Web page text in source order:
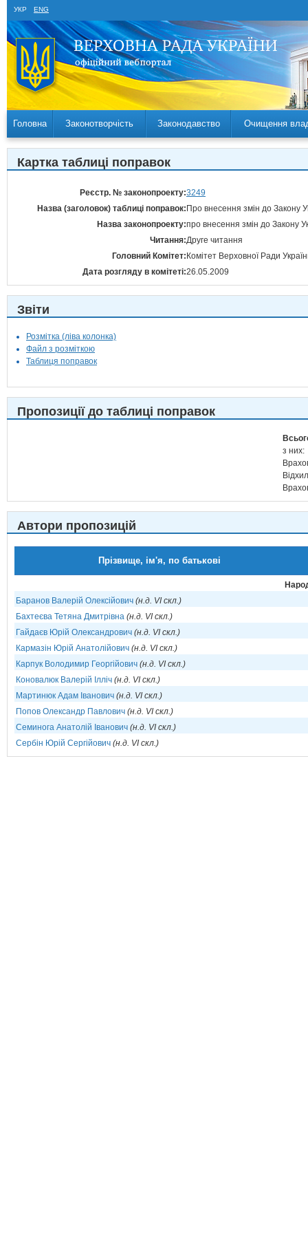
УКР ENG
Головна Законотворчість Законодавство Очищення
Картка таблиці поправок
Реєстр. № законопроекту:3249
Назва (заголовок) таблиці поправок: Про внесення змін до Закону
Назва законопроекту:про внесення змін до Закону
Читання:Друге читання
Головний Комітет: Комітет Верховної Ради
Дата розгляду в комітеті:26.05.2009
Звіти
Розмітка (ліва колонка)
Файл з розміткою
Таблиця поправок
Пропозиції до таблиці поправок
з них:
Автори пропозицій
Прізвище, ім'я, по батькові
Баранов Валерій Олексійович (н.д. VI скл.)
Бахтеєва Тетяна Дмитрівна (н.д. VI скл.)
Гайдаєв Юрій Олександрович (н.д. VI скл.)
Кармазін Юрій Анатолійович (н.д. VI скл.)
Карпук Володимир Георгійович (н.д. VI скл.)
Коновалюк Валерій Ілліч (н.д. VI скл.)
Мартинюк Адам Іванович (н.д. VI скл.)
Попов Олександр Павлович (н.д. VI скл.)
Семинога Анатолій Іванович (н.д. VI скл.)
Сербін Юрій Сергійович (н.д. VI скл.)